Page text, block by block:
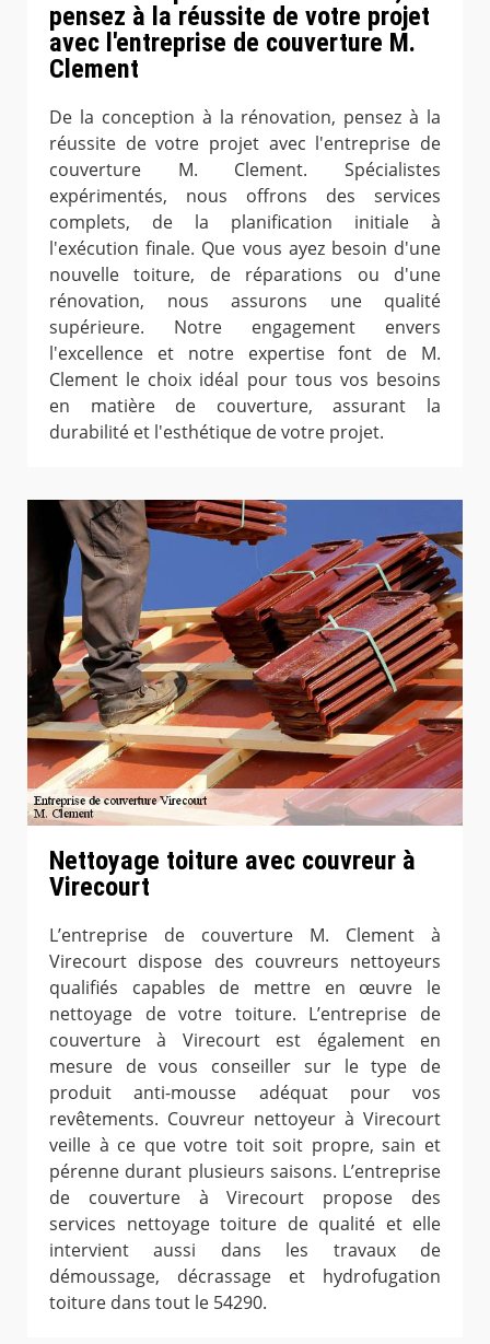
pensez à la réussite de votre projet
avec l'entreprise de couverture M.
Clement
De la conception à la rénovation, pensez à la
réussite de votre projet avec l'entreprise de
couverture M. Clement. Spécialistes
expérimentés, nous offrons des services
complets, de la planification initiale à
l'exécution finale. Que vous ayez besoin d'une
nouvelle toiture, de réparations ou d'une
rénovation, nous assurons une qualité
supérieure. Notre engagement envers
l'excellence et notre expertise font de M.
Clement le choix idéal pour tous vos besoins
en matière de couverture, assurant la
durabilité et l'esthétique de votre projet.
Nettoyage toiture avec couvreur à
Virecourt
L’entreprise de couverture M. Clement à
Virecourt dispose des couvreurs nettoyeurs
qualifiés capables de mettre en œuvre le
nettoyage de votre toiture. L’entreprise de
couverture à Virecourt est également en
mesure de vous conseiller sur le type de
produit anti-mousse adéquat pour vos
revêtements. Couvreur nettoyeur à Virecourt
veille à ce que votre toit soit propre, sain et
pérenne durant plusieurs saisons. L’entreprise
de couverture à Virecourt propose des
services nettoyage toiture de qualité et elle
intervient aussi dans les travaux de
démoussage, décrassage et hydrofugation
toiture dans tout le 54290.